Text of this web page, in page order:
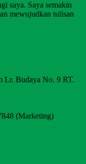
saya. Saya semakin
mewujudkan tulisan
Budaya No. 9 RT.
(Marketing)